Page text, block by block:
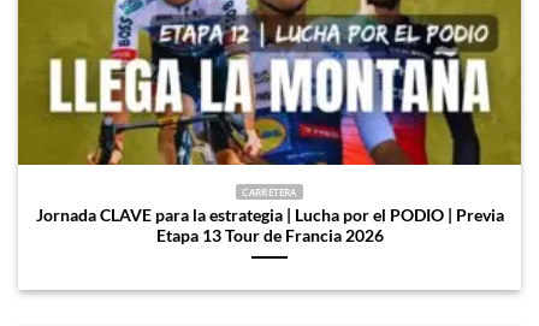
CARRETERA
Jornada CLAVE para la estrategia | Lucha por el PODIO | Previa
Etapa 13 Tour de Francia 2026